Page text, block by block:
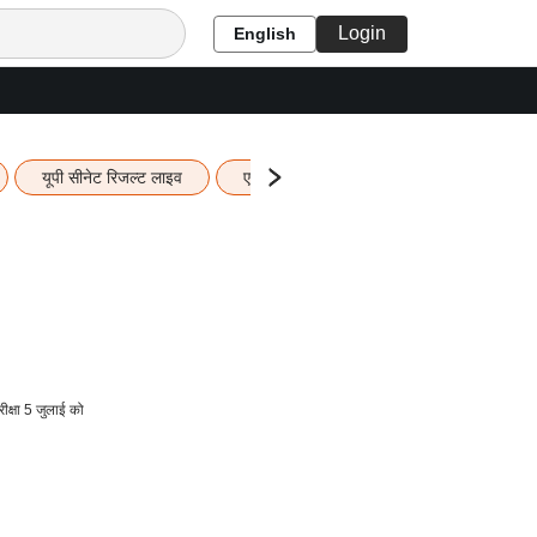
English Login
यूपी सीनेट रिजल्ट लाइव एचबीएसई 12वीं का रिजल्ट लाइव
5 जुलाई को